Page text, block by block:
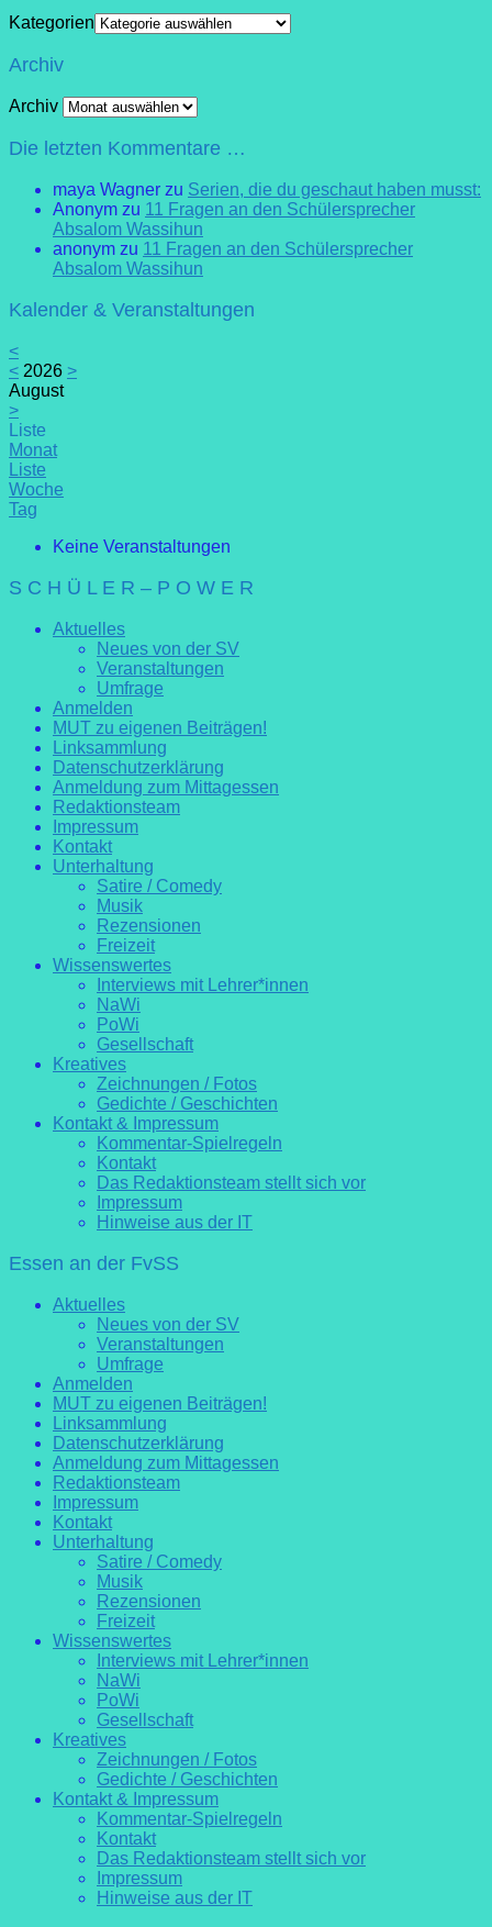
Kategorien
Archiv
Archiv
Die letzten Kommentare …
maya Wagner zu Serien, die du geschaut haben musst:
Anonym zu 11 Fragen an den Schülersprecher
Absalom Wassihun
anonym zu 11 Fragen an den Schülersprecher
Absalom Wassihun
Kalender & Veranstaltungen
<
< 2026 >
August
>
Liste
Monat
Liste
Woche
Tag
Keine Veranstaltungen
S C H Ü L E R – P O W E R
Aktuelles
Neues von der SV
Veranstaltungen
Umfrage
Anmelden
MUT zu eigenen Beiträgen!
Linksammlung
Datenschutzerklärung
Anmeldung zum Mittagessen
Redaktionsteam
Impressum
Kontakt
Unterhaltung
Satire / Comedy
Musik
Rezensionen
Freizeit
Wissenswertes
Interviews mit Lehrer*innen
NaWi
PoWi
Gesellschaft
Kreatives
Zeichnungen / Fotos
Gedichte / Geschichten
Kontakt & Impressum
Kommentar-Spielregeln
Kontakt
Das Redaktionsteam stellt sich vor
Impressum
Hinweise aus der IT
Essen an der FvSS
Aktuelles
Neues von der SV
Veranstaltungen
Umfrage
Anmelden
MUT zu eigenen Beiträgen!
Linksammlung
Datenschutzerklärung
Anmeldung zum Mittagessen
Redaktionsteam
Impressum
Kontakt
Unterhaltung
Satire / Comedy
Musik
Rezensionen
Freizeit
Wissenswertes
Interviews mit Lehrer*innen
NaWi
PoWi
Gesellschaft
Kreatives
Zeichnungen / Fotos
Gedichte / Geschichten
Kontakt & Impressum
Kommentar-Spielregeln
Kontakt
Das Redaktionsteam stellt sich vor
Impressum
Hinweise aus der IT